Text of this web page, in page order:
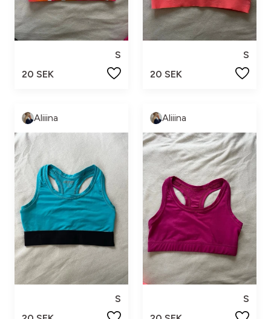
S
20 SEK
S
20 SEK
Aliiina
S
Aliiina
S